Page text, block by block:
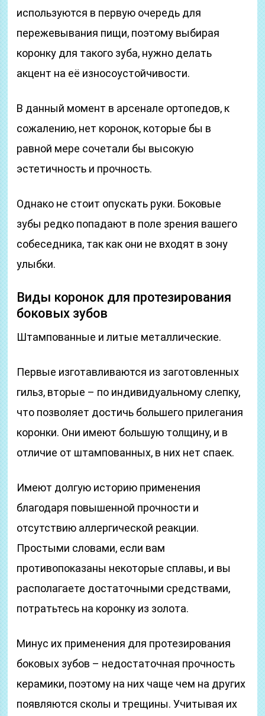
используются в первую очередь для
пережевывания пищи, поэтому выбирая
коронку для такого зуба, нужно делать
акцент на её износоустойчивости.
В данный момент в арсенале ортопедов, к
сожалению, нет коронок, которые бы в
равной мере сочетали бы высокую
эстетичность и прочность.
Однако не стоит опускать руки. Боковые
зубы редко попадают в поле зрения вашего
собеседника, так как они не входят в зону
улыбки.
Виды коронок для протезирования
боковых зубов
Штампованные и литые металлические.
Первые изготавливаются из заготовленных
гильз, вторые – по индивидуальному слепку,
что позволяет достичь большего прилегания
коронки. Они имеют большую толщину, и в
отличие от штампованных, в них нет спаек.
Имеют долгую историю применения
благодаря повышенной прочности и
отсутствию аллергической реакции.
Простыми словами, если вам
противопоказаны некоторые сплавы, и вы
располагаете достаточными средствами,
потратьтесь на коронку из золота.
Минус их применения для протезирования
боковых зубов – недостаточная прочность
керамики, поэтому на них чаще чем на других
появляются сколы и трещины. Учитывая их